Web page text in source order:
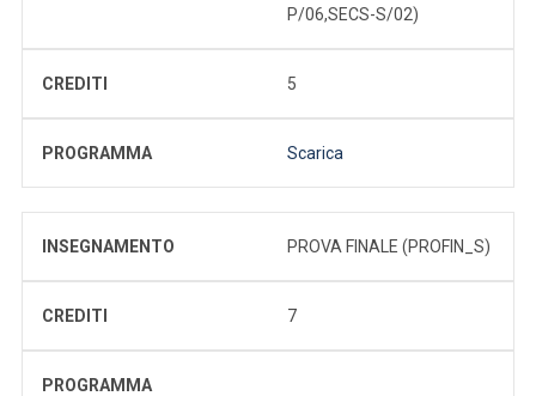
P/06,SECS-S/02)
CREDITI 5
PROGRAMMA Scarica
INSEGNAMENTO PROVA FINALE (PROFIN_S)
CREDITI 7
PROGRAMMA